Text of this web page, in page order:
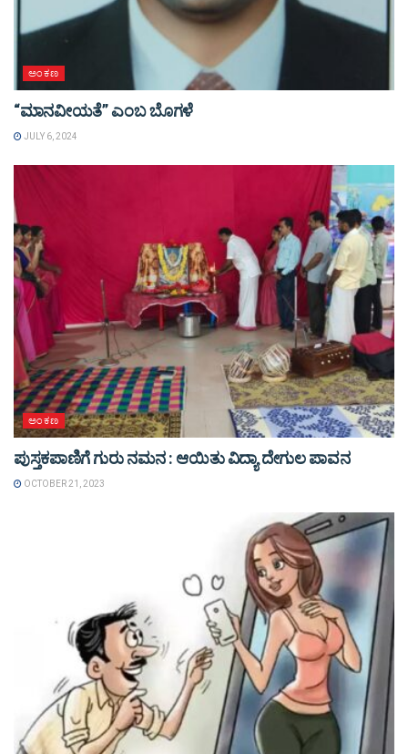
ಅಂಕಣ
“ಮಾನವೀಯತೆ” ಎಂಬ ಬೊಗಳೆ
JULY 6, 2024
ಅಂಕಣ
ಪುಸ್ತಕಪಾಣಿಗೆ ಗುರು ನಮನ : ಆಯಿತು ವಿದ್ಯಾ ದೇಗುಲ ಪಾವನ
OCTOBER 21, 2023